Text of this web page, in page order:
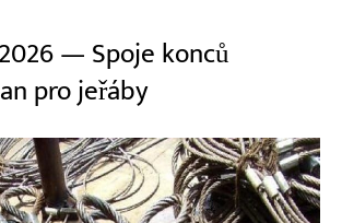
— Spoje konců
pro jeřáby